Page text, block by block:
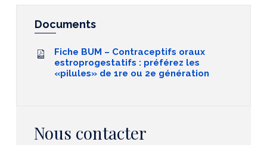
Documents
Fiche BUM – Contraceptifs oraux
estroprogestatifs : préférez les
«pilules» de 1re ou 2e génération
Nous contacter